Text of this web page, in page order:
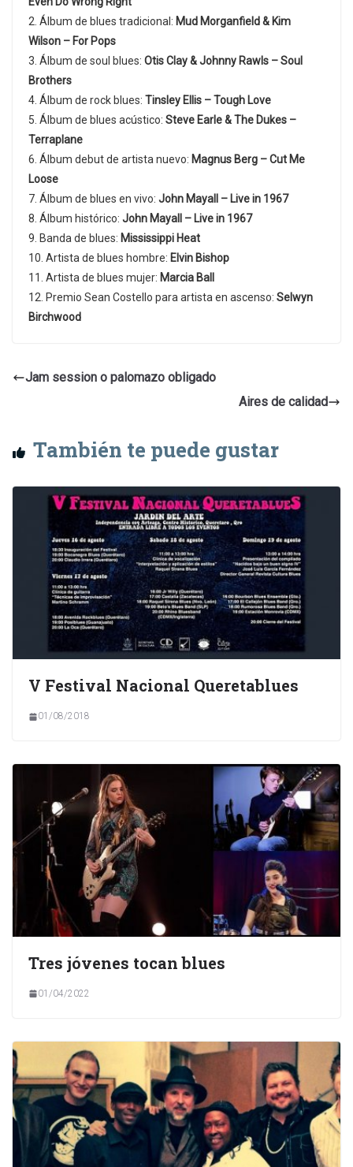
2. Álbum de blues tradicional: Mud Morganfield & Kim
Wilson – For Pops
3. Álbum de soul blues: Otis Clay & Johnny Rawls – Soul
Brothers
4. Álbum de rock blues: Tinsley Ellis – Tough Love
5. Álbum de blues acústico: Steve Earle & The Dukes –
Terraplane
6. Álbum debut de artista nuevo: Magnus Berg – Cut Me
Loose
7. Álbum de blues en vivo: John Mayall – Live in 1967
8. Álbum histórico: John Mayall – Live in 1967
9. Banda de blues: Mississippi Heat
10. Artista de blues hombre: Elvin Bishop
11. Artista de blues mujer: Marcia Ball
12. Premio Sean Costello para artista en ascenso: Selwyn
Birchwood
Jam session o palomazo obligado
Aires de calidad
También te puede gustar
V Festival Nacional Queretablues
01/08/2018
Tres jóvenes tocan blues
01/04/2022